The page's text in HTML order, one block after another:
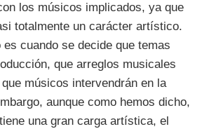
los músicos implicados, ya que
totalmente un carácter artístico.
es cuando se decide que temas
que arreglos musicales
músicos intervendrán en la
aunque como hemos dicho,
una gran carga artística, el